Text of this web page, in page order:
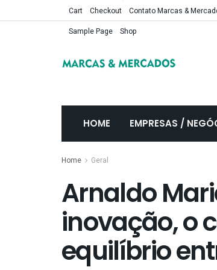
Cart Checkout Contato Marcas &
Sample Page
Shop
HOME EMPRESAS /
Home Geral
Arnaldo
inovação, o
equilíbrio